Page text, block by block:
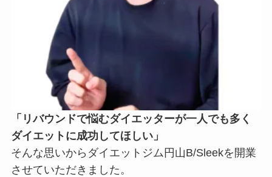
「リバウンドで悩むダイエッターが一人でも多く
ダイエットに成功してほしい」
そんな思いからダイエットジム円山B/Sleekを開業
させていただきました。